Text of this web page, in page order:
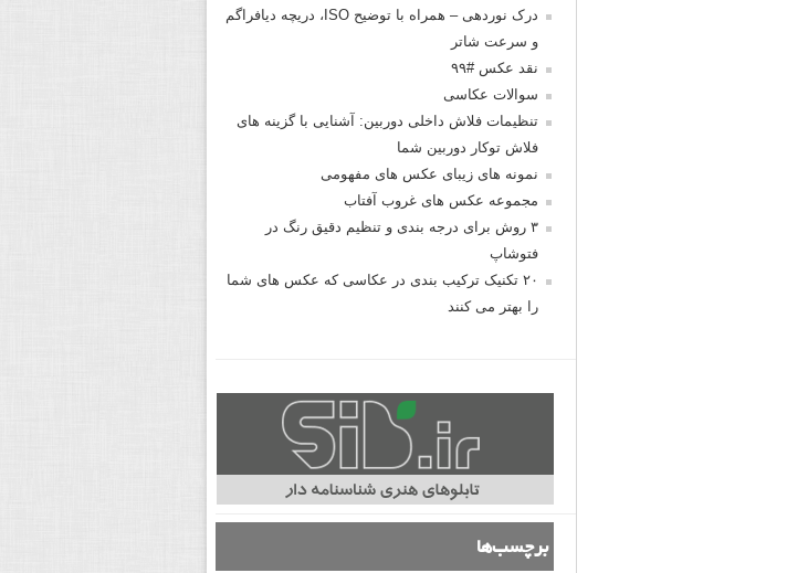
درک نوردهی – همراه با توضیح ISO، دریچه دیافراگم
و سرعت شاتر
نقد عکس #۹۹
سوالات عکاسی
تنظیمات فلاش داخلی دوربین: آشنایی با گزینه های
فلاش توکار دوربین شما
نمونه های زیبای عکس های مفهومی
مجموعه عکس های غروب آفتاب
۳ روش برای درجه بندی و تنظیم دقیق رنگ در
فتوشاپ
۲۰ تکنیک ترکیب بندی در عکاسی که عکس های شما
را بهتر می کنند
برچسب‌ها